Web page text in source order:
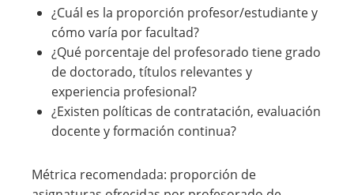
¿Cuál es la proporción profesor/estudiante y
cómo varía por facultad?
¿Qué porcentaje del profesorado tiene grado
de doctorado, títulos relevantes y
experiencia profesional?
¿Existen políticas de contratación, evaluación
docente y formación continua?
Métrica recomendada: proporción de